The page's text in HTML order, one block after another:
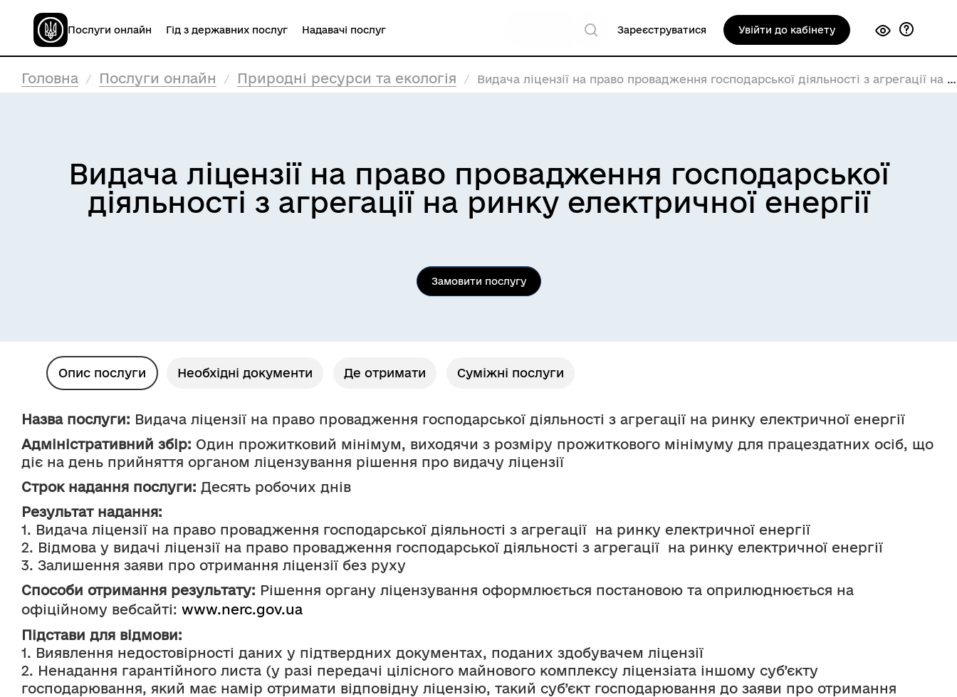
Послуги онлайн Гід з державних послуг Надавачі послуг Зареєструватися Увійти до кабінету
Головна Послуги онлайн Природні ресурси та екологія Видача ліцензії на право провадження господарської діяльності з агрегації на ринку електричної енергії
Видача ліцензії на право провадження господарської
діяльності з агрегації на ринку електричної енергії
Замовити послугу
Опис послуги Необхідні документи Де отримати Суміжні послуги
Назва послуги: Видача ліцензії на право провадження господарської діяльності з агрегації на ринку електричної енергії
Адміністративний збір: Один прожитковий мінімум, виходячи з розміру прожиткового мінімуму для працездатних осіб, що
діє на день прийняття органом ліцензування рішення про видачу ліцензії
Строк надання послуги: Десять робочих днів
Результат надання:
1. Видача ліцензії на право провадження господарської діяльності з агрегації  на ринку електричної енергії
2. Відмова у видачі ліцензії на право провадження господарської діяльності з агрегації  на ринку електричної енергії
3. Залишення заяви про отримання ліцензії без руху
Способи отримання результату: Рішення органу ліцензування оформлюється постановою та оприлюднюється на
офіційному вебсайті: www.nerc.gov.ua
Підстави для відмови:
1. Виявлення недостовірності даних у підтвердних документах, поданих здобувачем ліцензії
2. Ненадання гарантійного листа (у разі передачі цілісного майнового комплексу ліцензіата іншому суб’єкту
господарювання, який має намір отримати відповідну ліцензію, такий суб’єкт господарювання до заяви про отримання